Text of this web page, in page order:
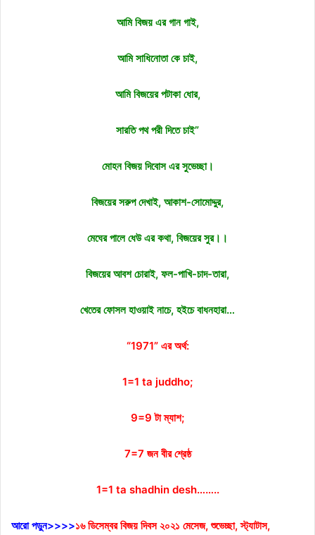
আমি বিজয় এর গান গাই,
আমি সাধিনোতা কে চাই,
আমি বিজয়ের পটাকা ধোর,
সারতি পথ পরী দিতে চাই”
মোহন বিজয় দিবোস এর সুভেচ্ছা।
বিজয়ের সরুপ দেখাই, আকাশ-সোমোদ্দুর,
মেঘের পালে ধেউ এর কথা, বিজয়ের সুর।।
বিজয়ের আবশ চোরাই, ফল-পাখি-চাদ-তারা,
খেতের ফোসল হাওয়াই নাচে, হইচে বাধনহারা…
“1971” এর অর্থ:
1=1 ta juddho;
9=9 টা ম্যাশ;
7=7 জন বীর শ্রেষ্ঠ
1=1 ta shadhin desh……..
আরো পড়ুন>>>>১৬ ডিসেম্বর বিজয় দিবস ২০২১ মেসেজ, শুভেচ্ছা, স্ট্যাটাস,